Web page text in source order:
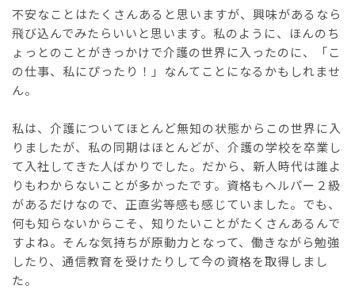
不安なことはたくさんあると思いますが、興味があるなら
飛び込んでみたらいいと思います。私のように、ほんのち
ょっとのことがきっかけで介護の世界に入ったのに、「こ
の仕事、私にぴったり！」なんてことになるかもしれませ
ん。
私は、介護についてほとんど無知の状態からこの世界に入
りましたが、私の同期はほとんどが、介護の学校を卒業し
て入社してきた人ばかりでした。だから、新人時代は誰よ
りもわからないことが多かったです。資格もヘルパー２級
があるだけなので、正直劣等感も感じていました。でも、
何も知らないからこそ、知りたいことがたくさんあるんで
すよね。そんな気持ちが原動力となって、働きながら勉強
したり、通信教育を受けたりして今の資格を取得しまし
た。